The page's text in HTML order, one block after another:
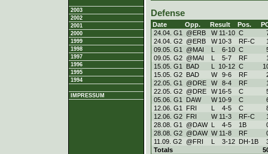
2003
2002
2001
2000
1999
1998
1997
1996
1995
1994
IMPRESSUM
Defense
Date Opp. Result Pos.
24.04. G1
@ERB W 11-10 C
24.04. G2 @ERB W 10-3 RF-C
09.05. G1
@MAI L 6-10 C
09.05. G2 @MAI L 5-7 RF
15.05. G1
BAD L 10-12 C
15.05. G2 BAD W 9-6 RF
22.05. G1
@DRE W 8-4 RF
22.05. G2 @DRE W 16-5 C
05.06. G1
DAW W 10-9 C
12.06. G1
FRI L 4-5 C
12.06. G2 FRI W 11-3 RF-C
28.08. G1
@DAW L 4-5 1B
28.08. G2 @DAW W 11-8 RF
11.09. G2 @FRI L 3-12 DH-1B
Totals